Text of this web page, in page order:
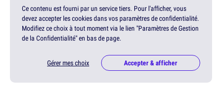
Ce contenu est fourni par un service tiers. Pour l'afficher, vous
devez accepter les cookies dans vos paramètres de confidentialité.
Modifiez ce choix à tout moment via le lien "Paramètres de Gestion
de la Confidentialité" en bas de page.
Gérer mes choix Accepter & afficher